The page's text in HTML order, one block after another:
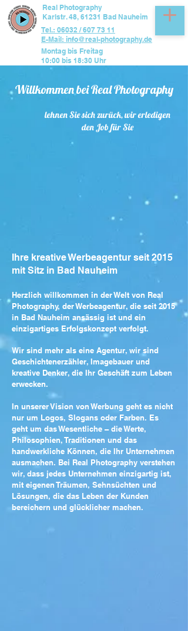
Real Photography
Karlstr. 48, 61231 Bad Nauheim
Tel.: 06032 / 607 73 11
E-Mail: info@real-photography.de
Montag bis Freitag
10:00 bis 18:30 Uhr
Willkommen bei Real Photography
Ihre kreative Werbeagentur seit 2015
mit Sitz in Bad Nauheim
lehnen Sie sich zurück, wir erledigen
den Job für Sie
Herzlich willkommen in der Welt von Real
Photography, der Werbeagentur, die seit 2015
in Bad Nauheim ansässig ist und ein
einzigartiges Erfolgskonzept verfolgt.
Wir sind mehr als eine Agentur, wir sind
Geschichtenerzähler, Imagebauer und
kreative Denker, die Ihr Geschäft zum Leben
erwecken.
In unserer Vision von Werbung geht es nicht
nur um Logos, Slogans oder Farben. Es
geht um das Wesentliche – die Werte,
Philosophien, Traditionen und das
handwerkliche Können, die Ihr Unternehmen
ausmachen. Bei Real Photography verstehen
wir, dass jedes Unternehmen einzigartig ist,
mit eigenen Träumen, Sehnsüchten und
Lösungen, die das Leben der Kunden
bereichern und glücklicher machen.